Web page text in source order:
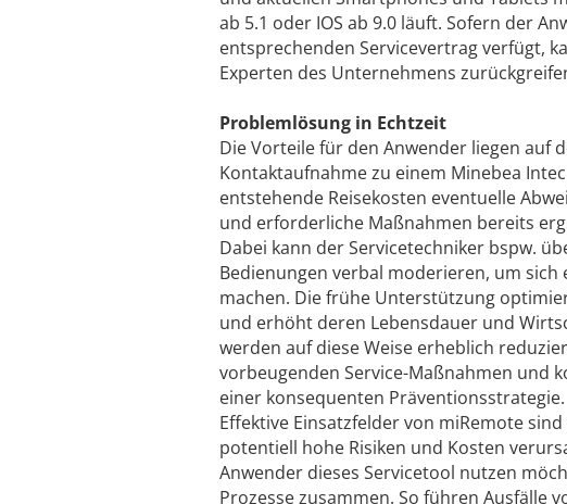
ab 5.1 oder IOS ab 9.0 läuft. Sofern der
entsprechenden Servicevertrag verfügt,
Experten des Unternehmens
Problemlösung in Echtzeit
Die Vorteile für den Anwender liegen auf
Kontaktaufnahme zu einem Minebea
entstehende Reisekosten eventuelle
und erforderliche Maßnahmen bereits
Dabei kann der Servicetechniker bspw.
Bedienungen verbal moderieren, um
machen. Die frühe Unterstützung
und erhöht deren Lebensdauer und
werden auf diese Weise erheblich
vorbeugenden Service-Maßnahmen und
einer konsequenten Präventionsstrategie.
Effektive Einsatzfelder von miRemote
potentiell hohe Risiken und Kosten
Anwender dieses Servicetool nutzen
Prozesse zusammen. So führen Ausfälle